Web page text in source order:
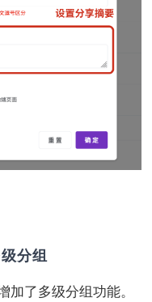
分组
了多级分组功能。